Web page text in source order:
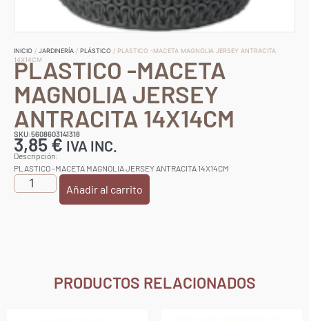
INICIO / JARDINERÍA / PLÁSTICO / PLASTICO -MACETA MAGNOLIA JERSEY ANTRACITA
14X14CM
PLASTICO -MACETA
MAGNOLIA JERSEY
ANTRACITA 14X14CM
SKU:5608603141318
3,85€ IVA INC.
Descripción:
PLASTICO -MACETA MAGNOLIA JERSEY ANTRACITA 14X14CM
Añadir al carrito
PRODUCTOS RELACIONADOS